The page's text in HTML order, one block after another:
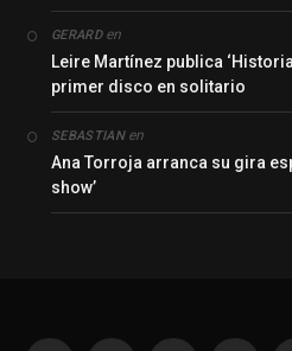
GERARDen
Leire Martínez publica
primer disco en solitario
SEBASTIANen
Ana Torroja arranca su gira
show’